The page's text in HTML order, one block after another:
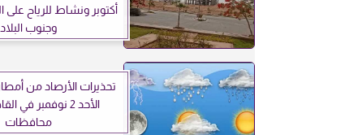
أكتوبر ونشاط للرياح على
وجنوب البلاد
تحذيرات الأرصاد من
الأحد 2 نوفمبر في
محافظات